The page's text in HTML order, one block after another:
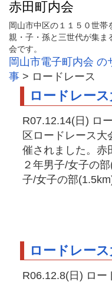
赤田町内会
岡山市中区の１１５０世帯
親・子・孫と三世代が集ま
会です。
岡山市電子町内会 の
事 > ロードレース
ロードレー
R07.12.14(日) ロ
区ロードレース大
催されました。赤
２年男子/女子の
子/女子の部
ロードレー
R06.12.8(日) ロー